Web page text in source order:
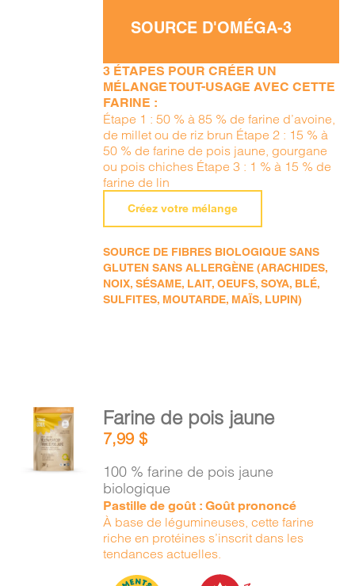
SOURCE D'OMÉGA-3
3 ÉTAPES POUR CRÉER UN
MÉLANGE TOUT-USAGE AVEC CETTE
FARINE :
Étape 1 : 50 % à 85 % de farine d’avoine,
de millet ou de riz brun Étape 2 : 15 % à
50 % de farine de pois jaune, gourgane
ou pois chiches Étape 3 : 1 % à 15 % de
farine de lin
Créez votre mélange
SOURCE DE FIBRES BIOLOGIQUE SANS
GLUTEN SANS ALLERGÈNE (ARACHIDES,
NOIX, SÉSAME, LAIT, OEUFS, SOYA, BLÉ,
SULFITES, MOUTARDE, MAÏS, LUPIN)
AJOUTER
AU
PANIER
/
Farine de pois jaune
7,99$
100 % farine de pois jaune
biologique
Pastille de goût : Goût prononcé
À base de légumineuses, cette farine
riche en protéines s’inscrit dans les
tendances actuelles.